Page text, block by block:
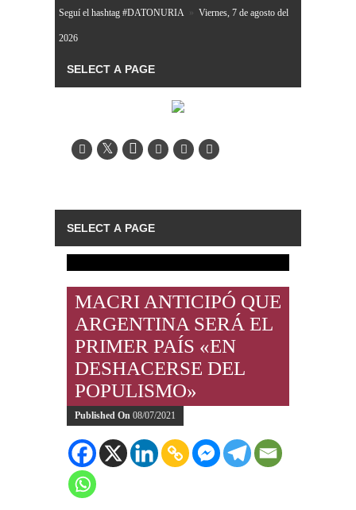
Seguí el hashtag #DATONURIA » Viernes, 7 de agosto del
2026
MACRI ANTICIPÓ QUE
ARGENTINA SERÁ EL
PRIMER PAÍS «EN
DESHACERSE DEL
POPULISMO»
Published On 08/07/2021